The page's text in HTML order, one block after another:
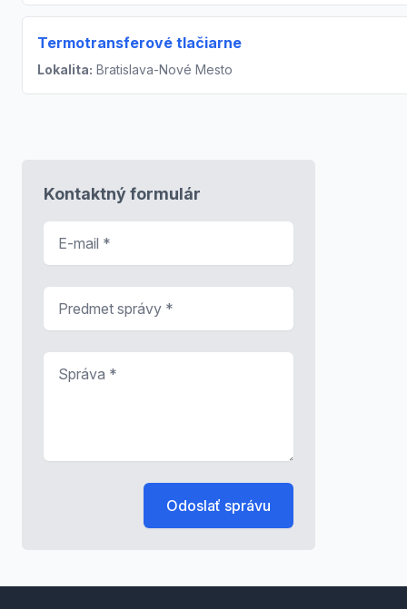
Termotransferové tlačiarne
Lokalita: Bratislava-Nové Mesto
Kontaktný formulár
Odoslať správu